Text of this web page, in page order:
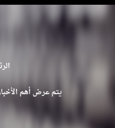
navigation
يتم عرض أهم الأخبار